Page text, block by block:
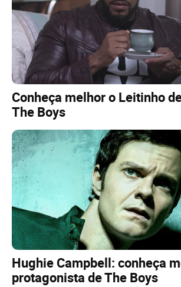
Conheça melhor o Leitinho
The Boys
Hughie Campbell: conheça
protagonista de The Boys